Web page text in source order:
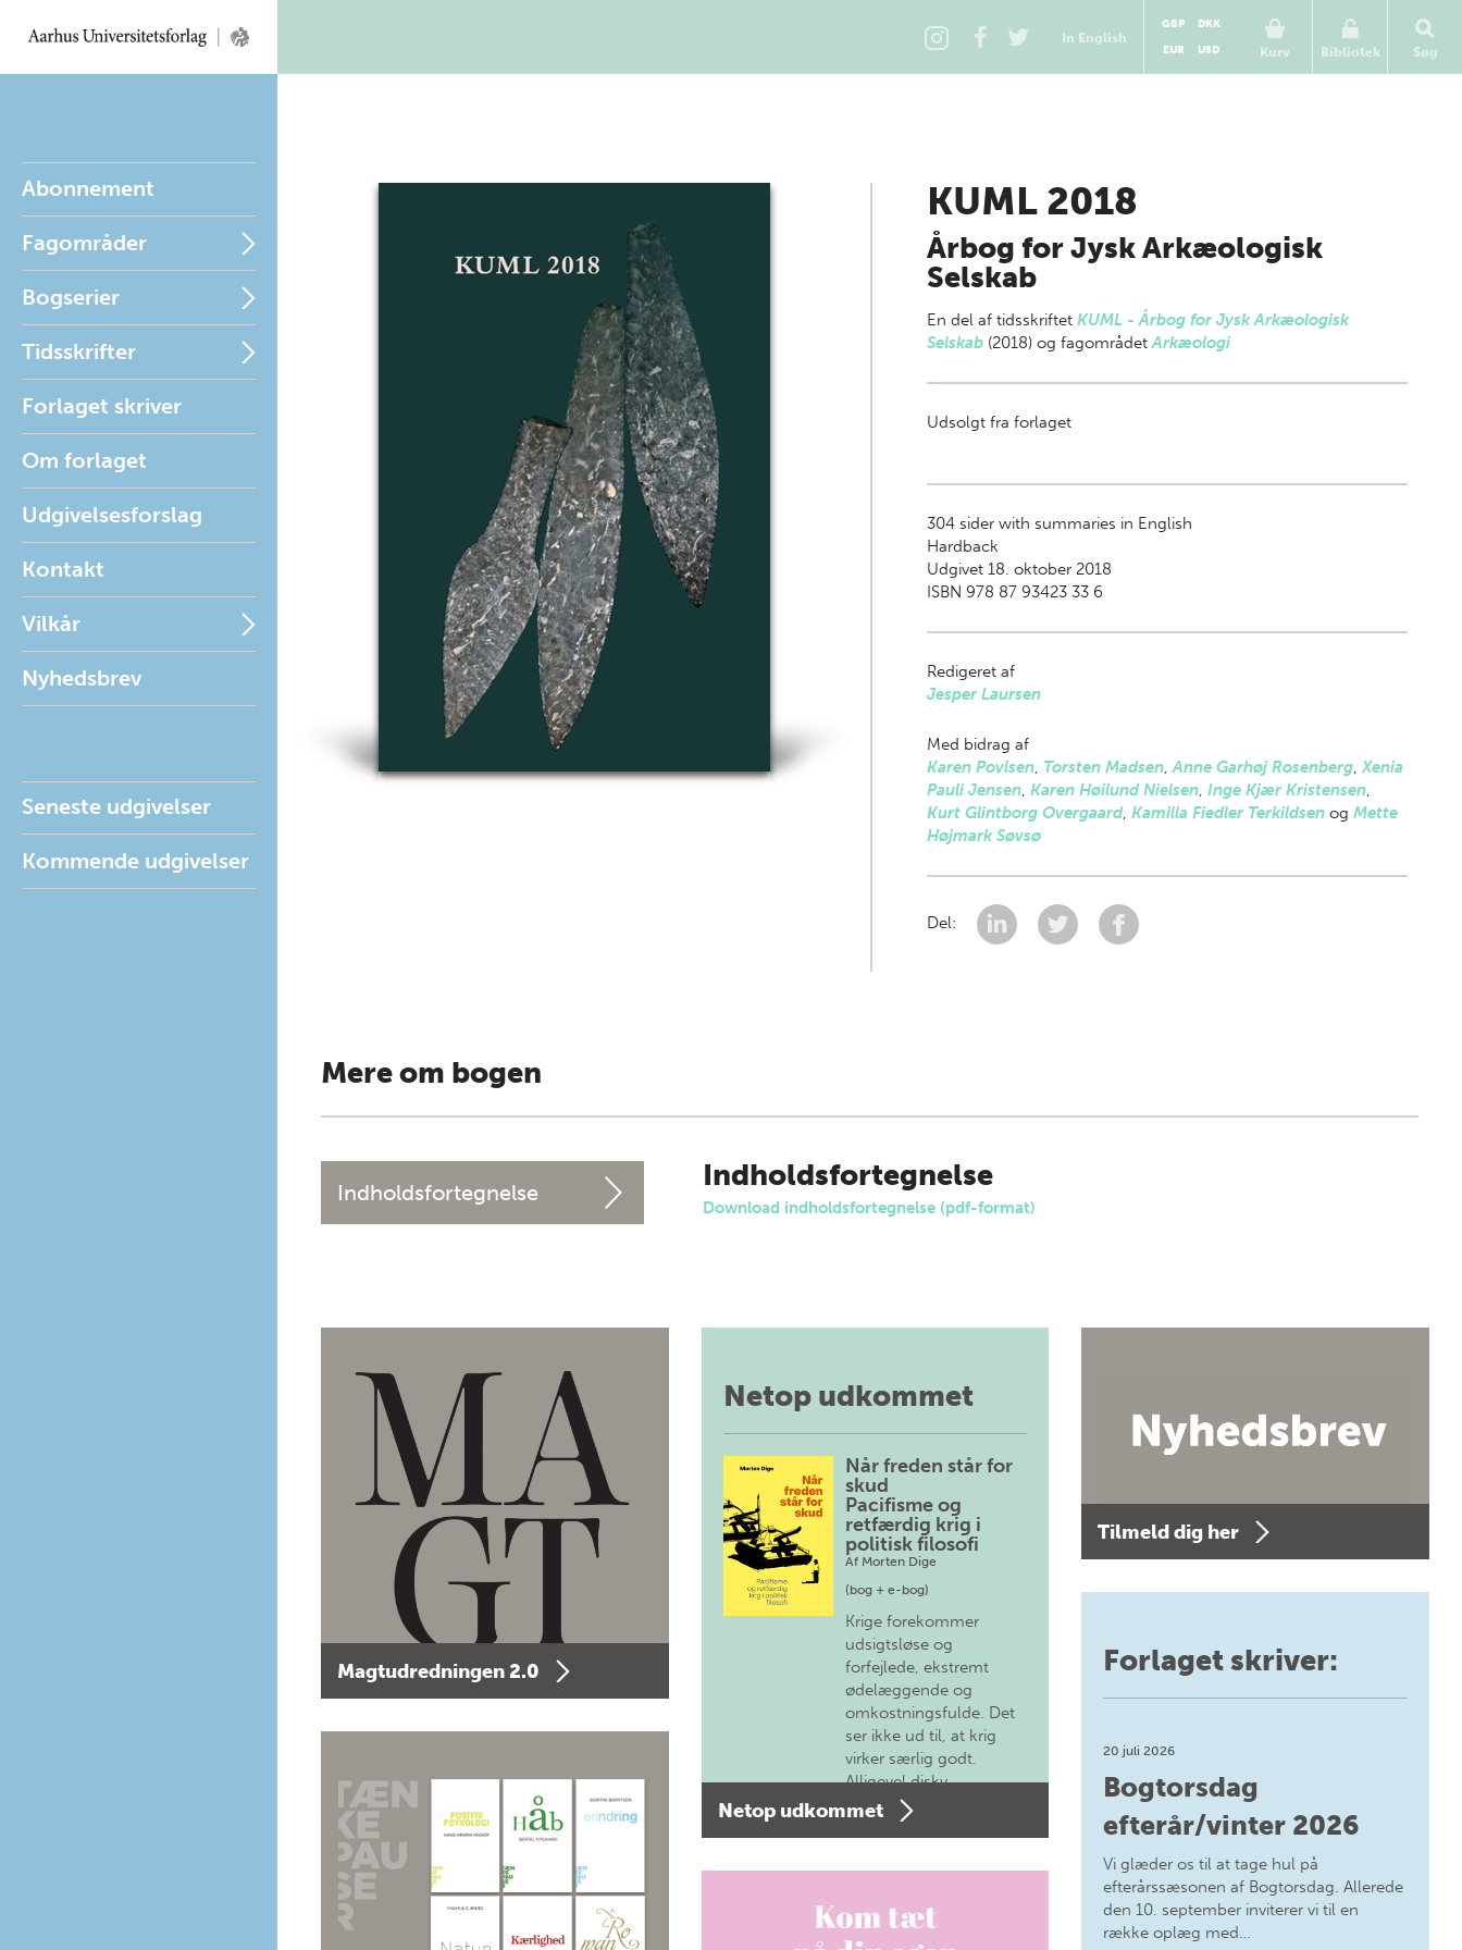
In English
Kurv
GBP
DKK
EUR
USD Bibliotek Søg
Abonnement
Fagområder
Bogserier
Tidsskrifter
Forlaget skriver
Om forlaget
Udgivelsesforslag
Kontakt
Vilkår
Nyhedsbrev
Seneste udgivelser
Kommende udgivelser
KUML 2018
Årbog for Jysk Arkæologisk
Selskab
En del af tidsskriftet KUML - Årbog for Jysk Arkæologisk
Selskab (2018) og fagområdetArkæologi
Udsolgt fra forlaget
304sider with summaries in English
Hardback
Udgivet 18. oktober 2018
ISBN 978 87 93423 33 6
Redigeret af
Jesper Laursen
Med bidrag af
Karen Povlsen, Torsten Madsen,Anne Garhøj Rosenberg,Xenia
Pauli Jensen, Karen Høilund Nielsen, Inge Kjær Kristensen,
Kurt Glintborg Overgaard, Kamilla Fiedler Terkildsenog Mette
Højmark Søvsø
Del:
Mere om bogen
Indholdsfortegnelse Indholdsfortegnelse
Download indholdsfortegnelse (pdf-format)
Magtudredningen 2.0
Netop udkommet
Når freden står for
skud
Pacifisme og
retfærdig krig i
politisk filosofi
Af Morten Dige
(bog + e-bog)
Krige forekommer
udsigtsløse og
forfejlede, ekstremt
ødelæggende og
omkostningsfulde. Det
ser ikke ud til, at krig
virker særlig godt.
Alligevel diskv…
Netop udkommet
Tilmeld dig her
Forlaget skriver:
20 juli 2026
Bogtorsdag
efterår/vinter 2026
Vi glæder os til at tage hul på
efterårssæsonen af Bogtorsdag. Allerede
den 10. september inviterer vi til en
række oplæg med…